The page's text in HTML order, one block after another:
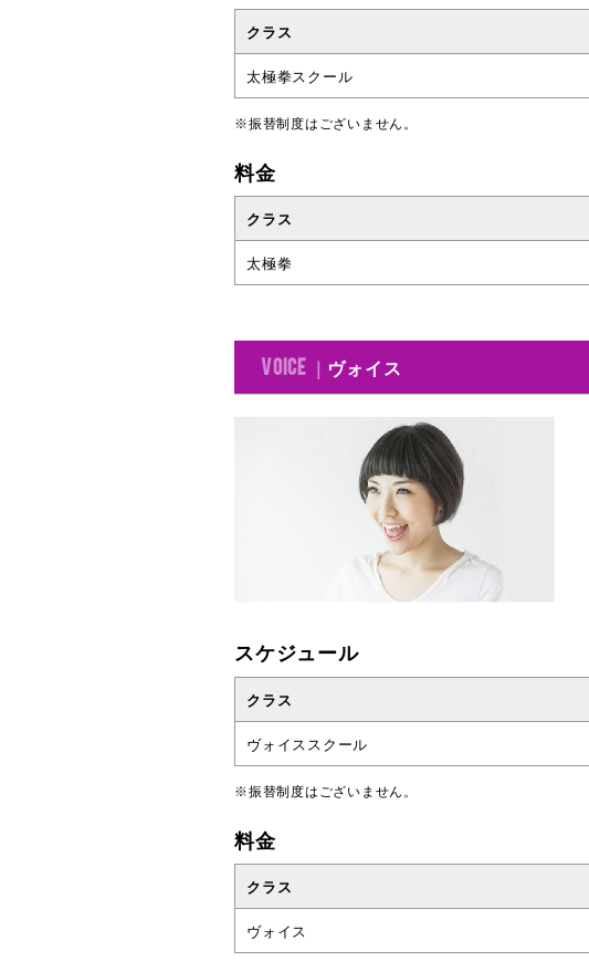
クラス
太極拳スクール
※振替制度はございません。
料金
クラス
太極拳
VOICE ｜ ヴォイス
スケジュール
クラス
ヴォイススクール
※振替制度はございません。
料金
クラス
ヴォイス